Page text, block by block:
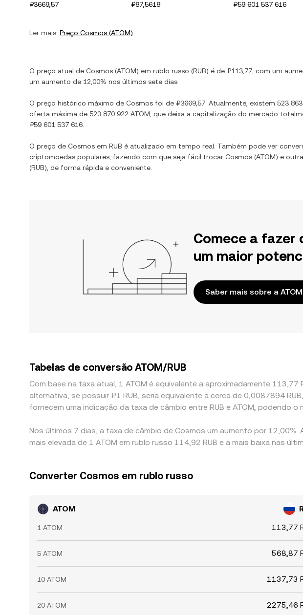
₽3669,57
₽87,5618
₽59 601 537 616
Ler mais: Preço Cosmos (ATOM)
O preço atual de Cosmos (ATOM) em rublo russo (RUB) é de ₽113,77 , com um
um aumento de 12,00% nos últimos sete dias
O preço histórico máximo de Cosmos foi de ₽3669,57 . Atualmente, existem 523
oferta máxima de 523 870 922 ATOM , que deixa a capitalização do mercado
₽59 601 537 616
O preço de Cosmos em RUB é atualizado em tempo real. Também pode ver
criptomoedas populares, fazendo com que seja fácil trocar Cosmos (ATOM) e
(RUB), de forma rápida e conveniente.
Comece a fazer
um maior
Saber mais sobre a ATOM
Tabelas de conversão ATOM/RUB
Com base na taxa atual, 1 ATOM é equivalente a aproximadamente
alternativa, se possuir ₽1 RUB, seria equivalente a cerca de 0,0087894
fornecem uma indicação da taxa de câmbio entre RUB e ATOM, podendo
Nos últimos 7 dias, a taxa de câmbio de Cosmos um aumento por
mais elevada de 1 ATOM em rublo russo 114,92 RUB e a mais baixa nas
Converter Cosmos em rublo russo
ATOM
1 ATOM 113,77
5 ATOM 568,87
10 ATOM 1137,73
20 ATOM 2275,46